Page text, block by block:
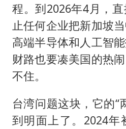
程。到2026年4月，
止任何企业把新加坡
高端半导体和人工智
财路也要凑美国的热
不住。
台湾问题这块，它的“
到明面上了。2024年